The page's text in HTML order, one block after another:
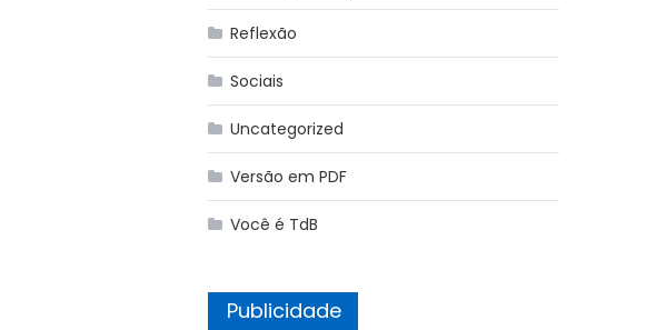
Reflexão
Sociais
Uncategorized
Versão em PDF
Você é TdB
Publicidade